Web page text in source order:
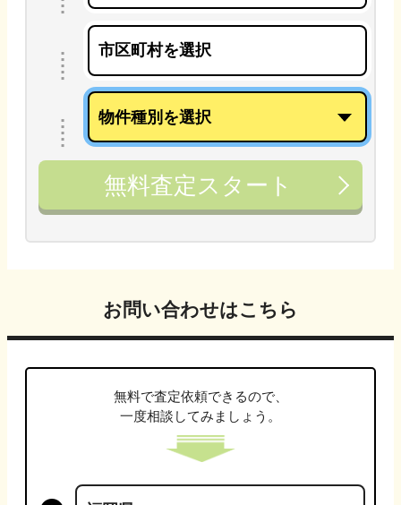
無料査定スタート
お問い合わせはこちら
無料で査定依頼できるので、
一度相談してみましょう。